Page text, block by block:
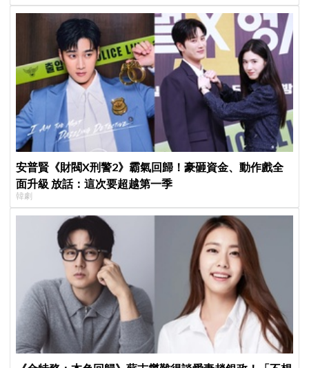
安普賢《財閥X刑警2》霸氣回歸！豪砸資金、動作戲全
面升級 放話：這次要超越第一季
韓劇